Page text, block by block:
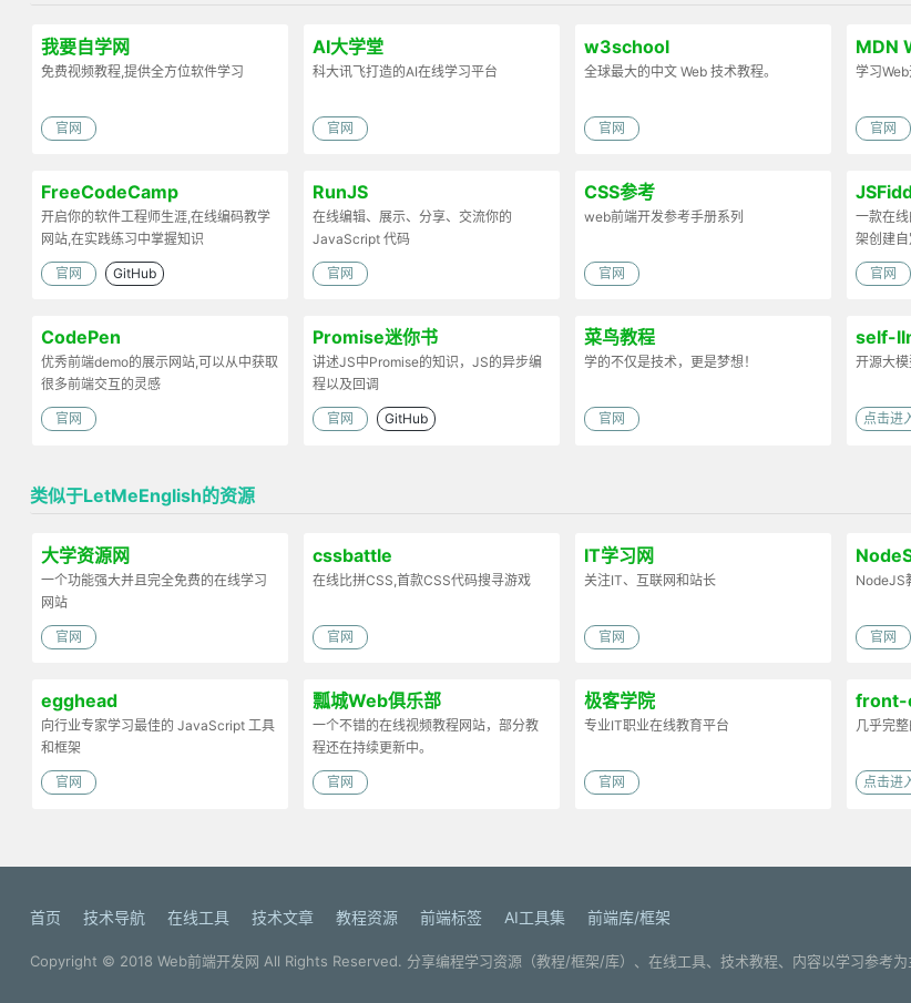
我要自学网
免费视频教程,提供全方位软件学习
官网
AI大学堂
科大讯飞打造的AI在线学习平台
官网
w3school
全球最大的中文 Web 技术教程。
官网
MDN
学习
官网
FreeCodeCamp
开启你的软件工程师生涯,在线编码教学
网站,在实践练习中掌握知识
官网 GitHub
RunJS
在线编辑、展示、分享、交流你的
JavaScript 代码
官网
CSS参考
web前端开发参考手册系列
官网
一款在
架创建
官网
CodePen
优秀前端demo的展示网站,可以从中获取
很多前端交互的灵感
官网
Promise迷你书
讲述JS中Promise的知识，JS的异步编
程以及回调
官网 GitHub
菜鸟教程
学的不仅是技术，更是梦想！
官网
self-
开源大
点击进
类似于LetMeEnglish的资源
大学资源网
一个功能强大并且完全免费的在线学习
网站
官网
cssbattle
在线比拼CSS,首款CSS代码搜寻游戏
官网
IT学习网
关注IT、互联网和站长
官网
NodeJS
官网
egghead
向行业专家学习最佳的 JavaScript 工具
和框架
官网
瓢城Web俱乐部
一个不错的在线视频教程网站，部分教
程还在持续更新中。
官网
极客学院
专业IT职业在线教育平台
官网
front-
几乎完
点击进
首页 技术导航 在线工具 技术文章 教程资源 前端标签 AI工具集 前端库/框架
Copyright © 2018 Web前端开发网 All Rights Reserved. 分享编程学习资源（教程/框架/库）、在线工具、技术教程、内容以学习参考为